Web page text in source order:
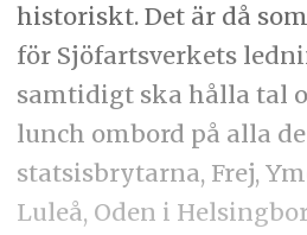
historiskt. Det är då
för Sjöfartsverkets
samtidigt ska hålla tal
lunch ombord på alla
statsisbrytarna, Frej,
Luleå, Oden i